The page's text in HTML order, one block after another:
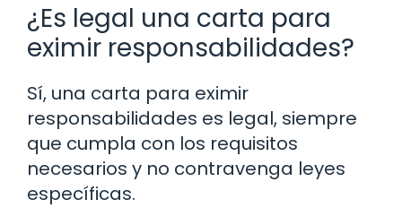
¿Es legal una carta para
eximir responsabilidades?
Sí, una carta para eximir
responsabilidades es legal, siempre
que cumpla con los requisitos
necesarios y no contravenga leyes
específicas.